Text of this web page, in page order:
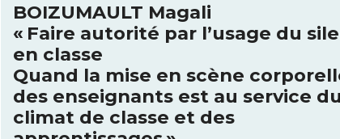
BOIZUMAULT Magali
« Faire autorité par l’usage du
en classe
Quand la mise en scène
des enseignants est au service du
climat de classe et des